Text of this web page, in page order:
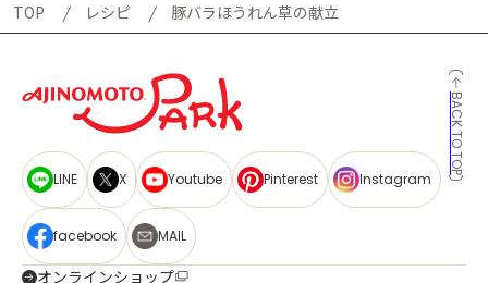
TOP レシピ 豚バラほうれん草の献立
BACK TO TOP
LINE X Youtube Pinterest Instagram
facebook MAIL
オンラインショップ